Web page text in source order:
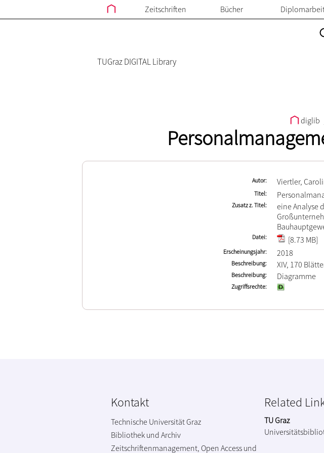
Zeitschriften Bücher
TUGraz DIGITAL Library
diglib
Autor Viertler,
Titel
Zusatz z. Titel
eine Analyse
Datei [8.73 MB]
Erscheinungsjahr 2018
Beschreibung XIV, 170
Beschreibung Diagramme
Zugriffsrechte
Kontakt
Technische Universität Graz
Bibliothek und Archiv
Zeitschriftenmanagement, Open Access und
Related
TU Graz